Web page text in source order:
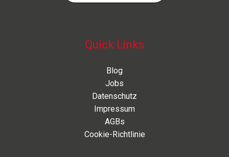
Quick Links
Blog
Jobs
Datenschutz
Impressum
AGBs
Cookie-Richtlinie